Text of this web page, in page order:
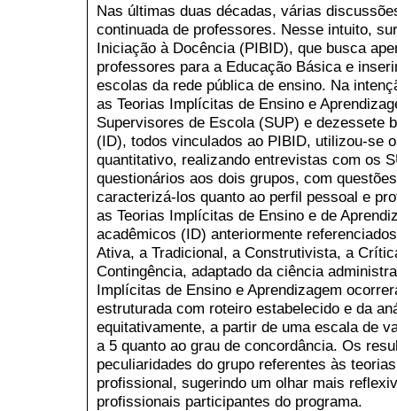
Nas últimas duas décadas, várias
continuada de professores. Nesse intuito,
Iniciação à Docência (PIBID), que busca
professores para a Educação Básica e
escolas da rede pública de ensino. Na
as Teorias Implícitas de Ensino e
Supervisores de Escola (SUP) e dezessete
(ID), todos vinculados ao PIBID, utilizou-se
quantitativo, realizando entrevistas com os
questionários aos dois grupos, com
caracterizá-los quanto ao perfil pessoal e
as Teorias Implícitas de Ensino e de
acadêmicos (ID) anteriormente
Ativa, a Tradicional, a Construtivista, a
Contingência, adaptado da ciência
Implícitas de Ensino e Aprendizagem
estruturada com roteiro estabelecido e da
equitativamente, a partir de uma escala de
a 5 quanto ao grau de concordância. Os
peculiaridades do grupo referentes às
profissional, sugerindo um olhar mais
profissionais participantes do programa.